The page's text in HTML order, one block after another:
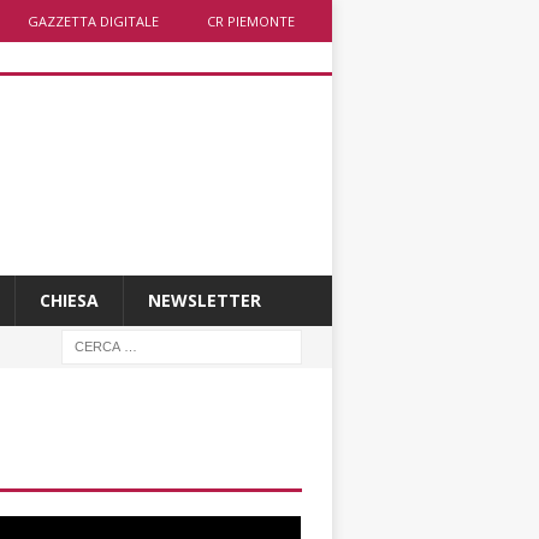
GAZZETTA DIGITALE CR PIEMONTE
CHIESA NEWSLETTER